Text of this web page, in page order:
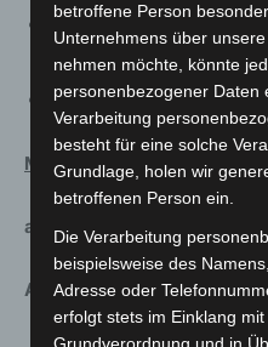
Reihe #frag das hmh
Facebook)
Reihe #sammlunghmh
Museum August Kestner
a. Analog geschlossen
Ausstellungen
betroffene Person
Unternehmens über
nehmen möchte, könnte
personenbezogener Daten
Verarbeitung
besteht für eine solche
Grundlage, holen wir
betroffenen Person ein.
Die Verarbeitung
beispielsweise des
Adresse oder
erfolgt stets im Einklang